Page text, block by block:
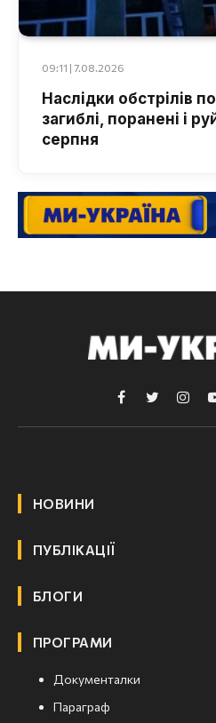
09:11 | 7.08.2026
Наслідки обстрілів
загиблі, поранені і
серпня
FacebookTwitter
НОВИНИ
ПУБЛІКАЦІЇ
БЛОГИ
ПРОГРАМИ
Документалки
Параграф